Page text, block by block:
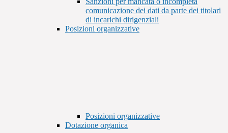
comunicazione dei dati da parte dei titolari
di incarichi dirigenziali
Posizioni organizzative
Posizioni organizzative
Dotazione organica